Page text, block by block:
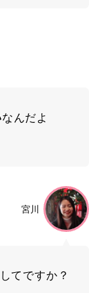
なんだよ
宮川
てですか？